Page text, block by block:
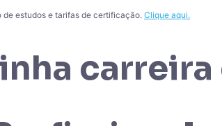
de estudos e tarifas de certificação. Clique aqui.